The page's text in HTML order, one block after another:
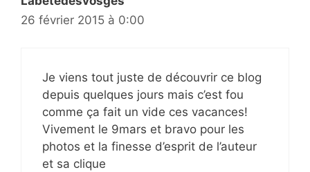
26 février 2015 à 0:00
Je viens tout juste de découvrir ce blog
depuis quelques jours mais c’est fou
comme ça fait un vide ces vacances!
Vivement le 9mars et bravo pour les
photos et la finesse d’esprit de l’auteur
et sa clique